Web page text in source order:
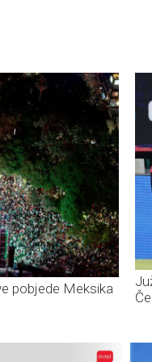
pobjede Meksika